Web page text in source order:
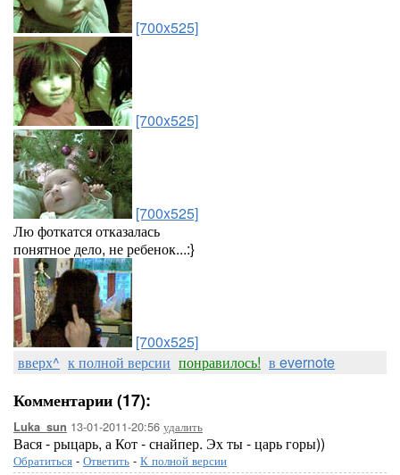
[700x525]
[700x525]
[700x525]
Лю фоткатся отказалась
понятное дело, не ребенок...:}
[700x525]
вверх^ к полной версии понравилось! в evernote
Комментарии (17):
Luka_sun 13-01-2011-20:56 удалить
Вася - рыцарь, а Кот - снайпер. Эх ты - царь горы))
Обратиться - Ответить - К полной версии